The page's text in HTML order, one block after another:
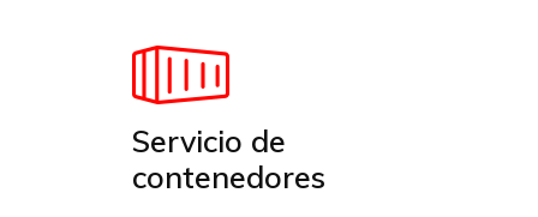
Servicio de
contenedores